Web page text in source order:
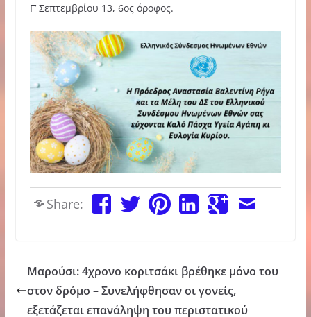
Γ’ Σεπτεμβρίου 13, 6ος όροφος.
Share:
Μαρούσι: 4χρονο κοριτσάκι βρέθηκε μόνο του
στον δρόμο – Συνελήφθησαν οι γονείς,
εξετάζεται επανάληψη του περιστατικού